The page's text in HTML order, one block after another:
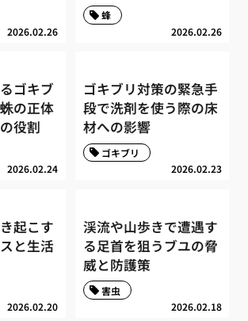
2026.02.26 2026.02.26
蜂
ゴキブ
の正体
役割
2026.02.24
ゴキブリ対策の緊急手
段で洗剤を使う際の床
材への影響
2026.02.23
ゴキブリ
起こす
と生活
2026.02.20
渓流や山歩きで遭遇す
る足首を狙うブユの脅
威と防護策
2026.02.18
害虫